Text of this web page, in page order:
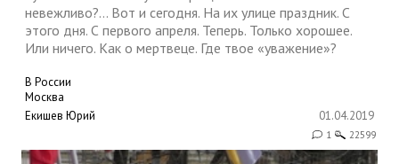
невежливо?... Вот и сегодня. На их улице праздник. С
этого дня. С первого апреля. Теперь. Только хорошее.
Или ничего. Как о мертвеце. Где твое «уважение»?
В России
Москва
Екишев Юрий
01.04.2019
1 22599